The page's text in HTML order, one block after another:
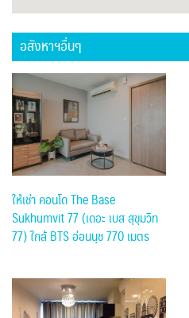
อสังหาฯอื่นๆ
ให้เช่า คอนโด The Base
Sukhumvit 77 (เดอะ เบส สุขุมวิท
77) ใกล้ BTS อ่อนนุช 770 เมตร